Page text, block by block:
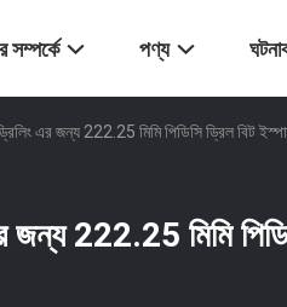
সম্পর্কে পণ্য
এর জন্য 222.25 মিমি পিডিসি ড্রিল বিট
জন্য 222.25 মিমি